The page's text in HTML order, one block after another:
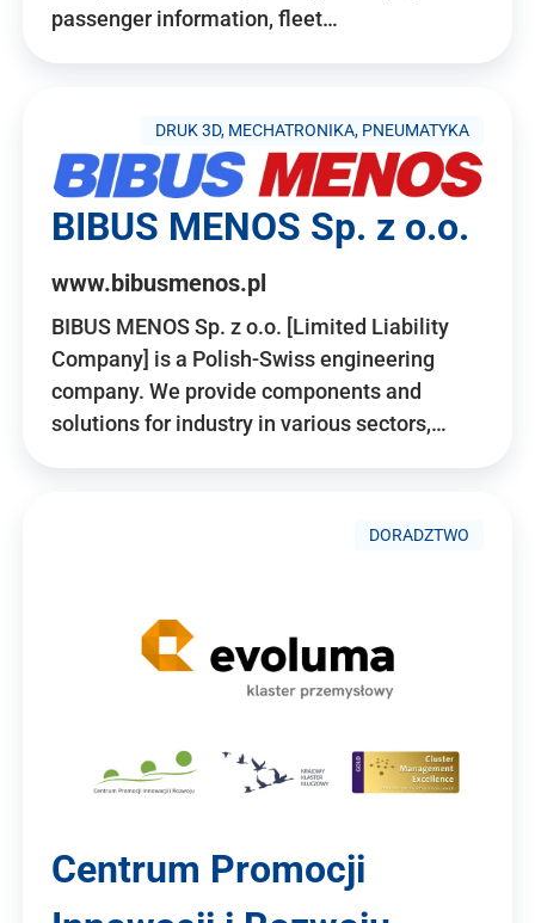
passenger information, fleet…
DRUK 3D, MECHATRONIKA, PNEUMATYKA
BIBUS MENOS Sp. z o.o.
www.bibusmenos.pl
BIBUS MENOS Sp. z o.o. [Limited Liability
Company] is a Polish-Swiss engineering
company. We provide components and
solutions for industry in various sectors,…
DORADZTWO
Centrum Promocji